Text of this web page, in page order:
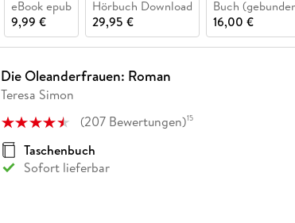
eBook epub
9,99 €
Hörbuch Download
29,95 €
Buch
16,00 €
Die Oleanderfrauen: Roman
Teresa Simon
(207 Bewertungen)15
Taschenbuch
Sofort lieferbar